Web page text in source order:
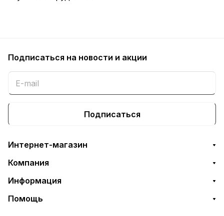
Подписаться на новости и акции
Подписаться
Интернет-магазин
Компания
Информация
Помощь